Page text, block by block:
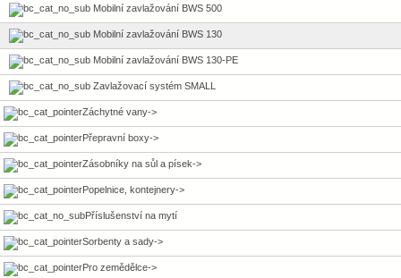
Mobilní zavlažování BWS 500
Mobilní zavlažování BWS 130
Mobilní zavlažování BWS 130-PE
Zavlažovací systém SMALL
Záchytné vany->
Přepravní boxy->
Zásobníky na sůl a písek->
Popelnice, kontejnery->
Příslušenství na mytí
Sorbenty a sady->
Pro zemědělce->